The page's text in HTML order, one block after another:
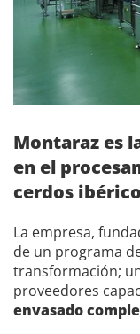
Montaraz es
en el
cerdos
La empresa,
de un programa
transformación;
proveedores
envasado